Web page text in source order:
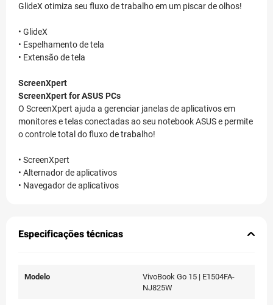
GlideX otimiza seu fluxo de trabalho em um piscar de olhos!
• GlideX
• Espelhamento de tela
• Extensão de tela
ScreenXpert
ScreenXpert for ASUS PCs
O ScreenXpert ajuda a gerenciar janelas de aplicativos em
monitores e telas conectadas ao seu notebook ASUS e permite
o controle total do fluxo de trabalho!
• ScreenXpert
• Alternador de aplicativos
• Navegador de aplicativos
Especificações técnicas
Modelo
VivoBook Go 15 | E1504FA-
NJ825W